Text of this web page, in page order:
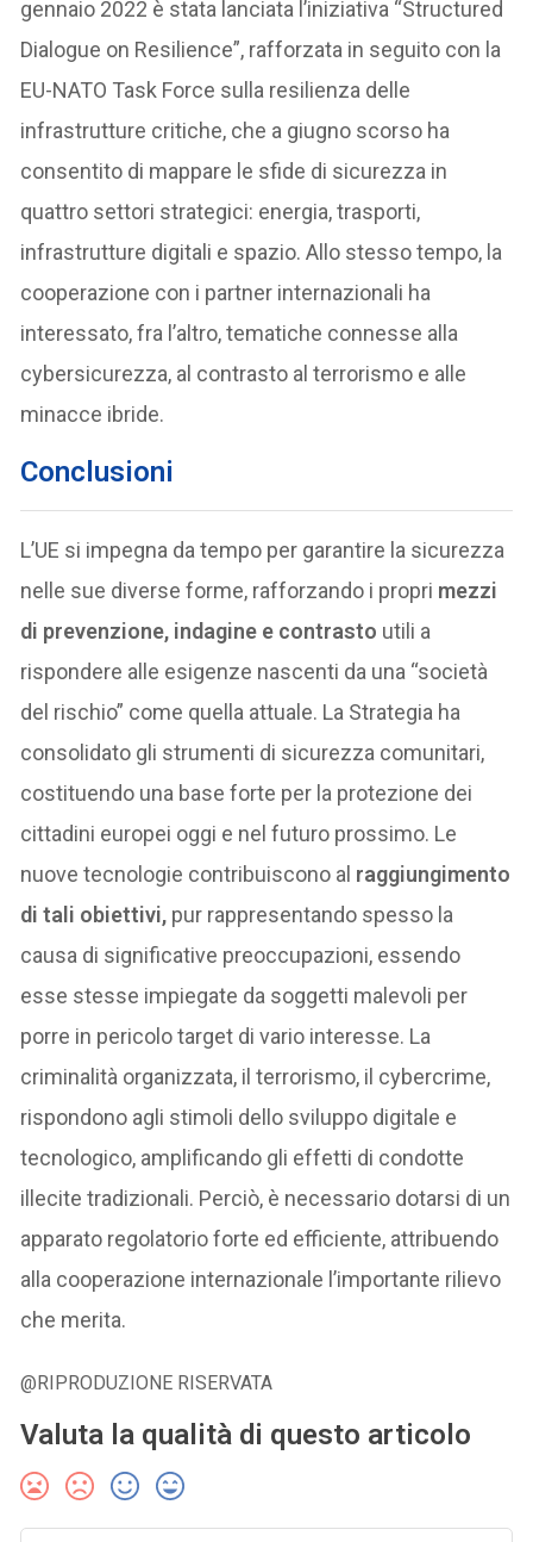
gennaio 2022 è stata lanciata l’iniziativa “Structured
Dialogue on Resilience”, rafforzata in seguito con la
EU-NATO Task Force sulla resilienza delle
infrastrutture critiche, che a giugno scorso ha
consentito di mappare le sfide di sicurezza in
quattro settori strategici: energia, trasporti,
infrastrutture digitali e spazio. Allo stesso tempo, la
cooperazione con i partner internazionali ha
interessato, fra l’altro, tematiche connesse alla
cybersicurezza, al contrasto al terrorismo e alle
minacce ibride.
Conclusioni
L’UE si impegna da tempo per garantire la sicurezza
nelle sue diverse forme, rafforzando i propri mezzi
di prevenzione, indagine e contrasto utili a
rispondere alle esigenze nascenti da una “società
del rischio” come quella attuale. La Strategia ha
consolidato gli strumenti di sicurezza comunitari,
costituendo una base forte per la protezione dei
cittadini europei oggi e nel futuro prossimo. Le
nuove tecnologie contribuiscono al raggiungimento
di tali obiettivi, pur rappresentando spesso la
causa di significative preoccupazioni, essendo
esse stesse impiegate da soggetti malevoli per
porre in pericolo target di vario interesse. La
criminalità organizzata, il terrorismo, il cybercrime,
rispondono agli stimoli dello sviluppo digitale e
tecnologico, amplificando gli effetti di condotte
illecite tradizionali. Perciò, è necessario dotarsi di un
apparato regolatorio forte ed efficiente, attribuendo
alla cooperazione internazionale l’importante rilievo
che merita.
@RIPRODUZIONE RISERVATA
Valuta la qualità di questo articolo